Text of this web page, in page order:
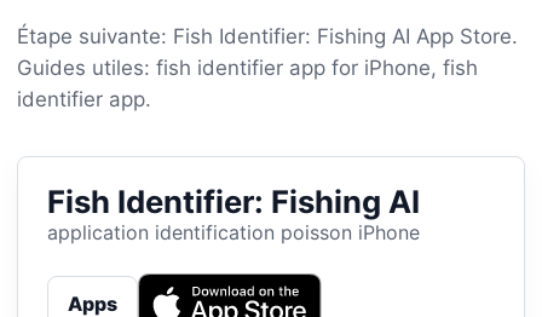
Étape suivante: Fish Identifier: Fishing AI App Store.
Guides utiles: fish identifier app for iPhone, fish
identifier app.
Fish Identifier: Fishing AI
application identification poisson iPhone
Apps